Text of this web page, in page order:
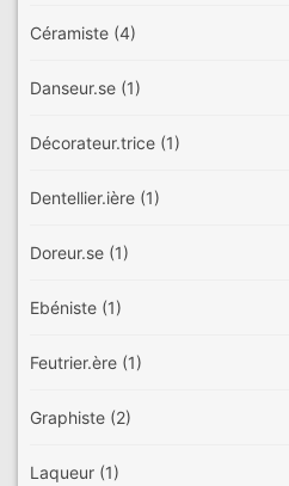
Céramiste (4)
Danseur.se (1)
Décorateur.trice (1)
Dentellier.ière (1)
Doreur.se (1)
Ebéniste (1)
Feutrier.ère (1)
Graphiste (2)
Laqueur (1)